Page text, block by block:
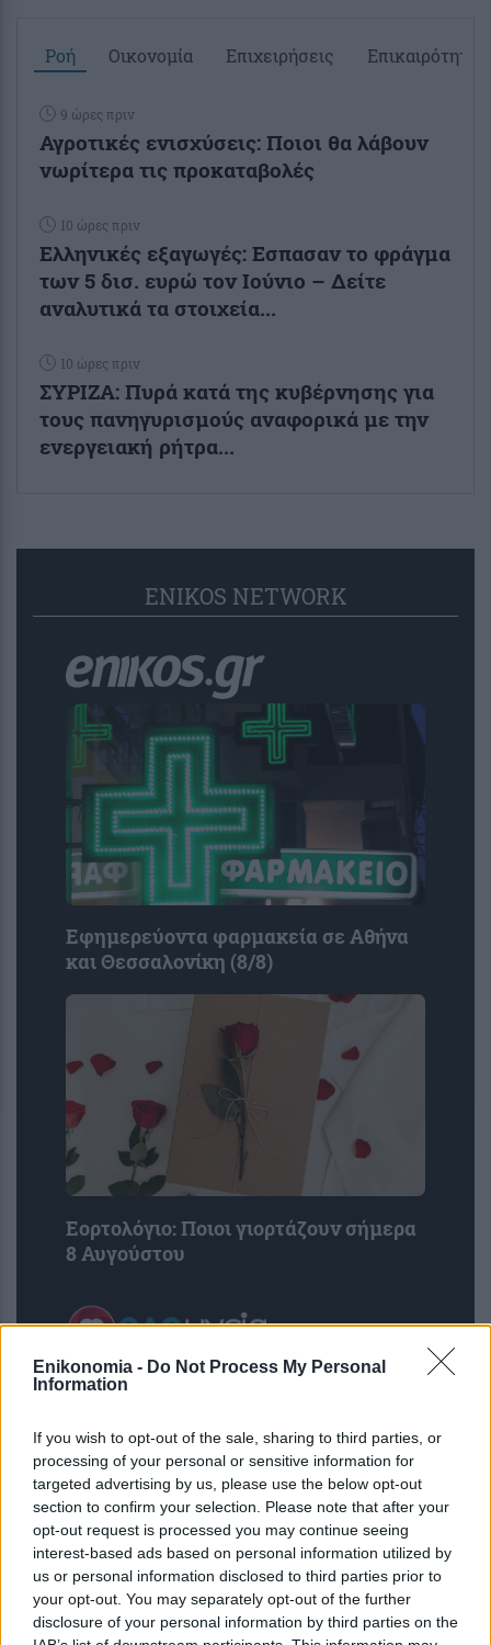
Enikonomia - Do Not Process My Personal
Information
If you wish to opt-out of the sale, sharing to third parties, or
processing of your personal or sensitive information for
targeted advertising by us, please use the below opt-out
section to confirm your selection. Please note that after your
opt-out request is processed you may continue seeing
interest-based ads based on personal information utilized by
us or personal information disclosed to third parties prior to
your opt-out. You may separately opt-out of the further
disclosure of your personal information by third parties on the
Ροή Οικονομία Επιχειρήσεις Επικαιρότητα
9 ώρες πριν
Αγροτικές ενισχύσεις: Ποιοι θα λάβουν
νωρίτερα τις προκαταβολές
10 ώρες πριν
Ελληνικές εξαγωγές: Εσπασαν το φράγμα
των 5 δισ. ευρώ τον Ιούνιο – Δείτε
αναλυτικά τα στοιχεία...
10 ώρες πριν
ΣΥΡΙΖΑ: Πυρά κατά της κυβέρνησης για
τους πανηγυρισμούς αναφορικά με την
ενεργειακή ρήτρα...
ENIKOS NETWORK
Εφημερεύοντα φαρμακεία σε Αθήνα
και Θεσσαλονίκη (8/8)
Εορτολόγιο: Ποιοι γιορτάζουν σήμερα
8 Αυγούστου
Σας βομβαρδίζει ο σύντροφος σας με
αγάπη; Πότε το love bombing δείχνει